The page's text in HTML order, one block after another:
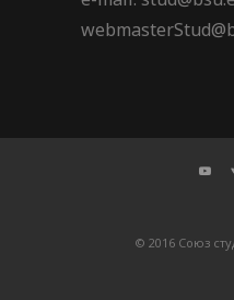
© 2016 Союз